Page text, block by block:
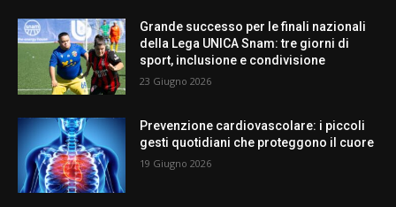
Grande successo per le finali nazionali
della Lega UNICA Snam: tre giorni di
sport, inclusione e condivisione
23 Giugno 2026
Prevenzione cardiovascolare: i piccoli
gesti quotidiani che proteggono il cuore
19 Giugno 2026